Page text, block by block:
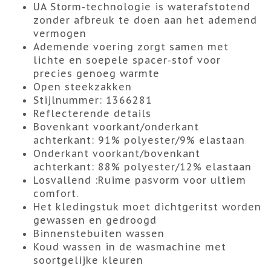
UA Storm-technologie is waterafstotend
zonder afbreuk te doen aan het ademend
vermogen
Ademende voering zorgt samen met
lichte en soepele spacer-stof voor
precies genoeg warmte
Open steekzakken
Stijlnummer: 1366281
Reflecterende details
Bovenkant voorkant/onderkant
achterkant: 91% polyester/9% elastaan
Onderkant voorkant/bovenkant
achterkant: 88% polyester/12% elastaan
Losvallend :Ruime pasvorm voor ultiem
comfort.
Het kledingstuk moet dichtgeritst worden
gewassen en gedroogd
Binnenstebuiten wassen
Koud wassen in de wasmachine met
soortgelijke kleuren